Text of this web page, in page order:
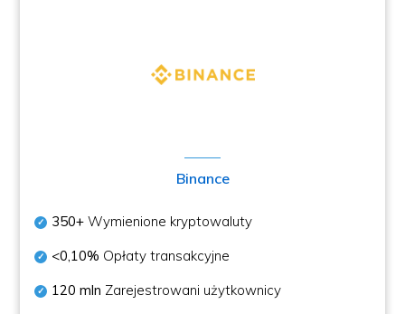
Binance
350+ Wymienione kryptowaluty
<0,10% Opłaty transakcyjne
120 mln Zarejestrowani użytkownicy